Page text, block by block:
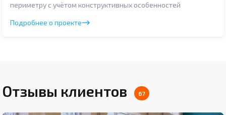
периметру с учётом конструктивных особенностей
Подробнее о проекте
Отзывы клиентов 67